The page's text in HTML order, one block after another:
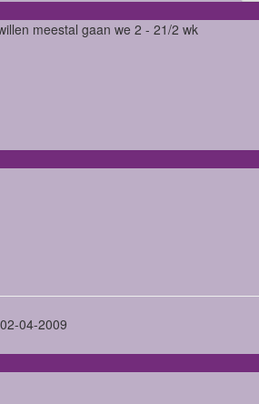
meestal gaan we 2 - 21/2 wk
04-2009